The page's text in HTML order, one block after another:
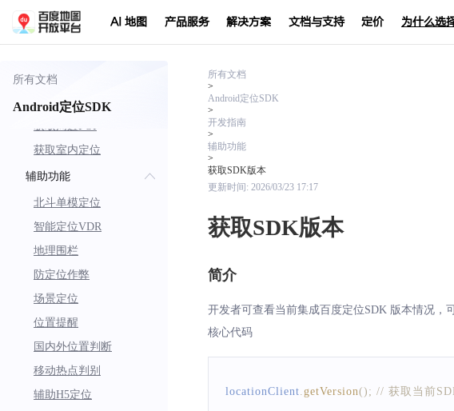
AI 地图 产品服务 解决方案 文档与支持 定价 为什么选
所有文档
Android定位SDK
获取位置信息
获取地址
获取位置描述
获取室内定位
辅助功能
北斗单模定位
智能定位VDR
地理围栏
防定位作弊
场景定位
位置提醒
国内外位置判断
移动热点判别
辅助H5定位
所有文档
>
Android定位SDK
>
开发指南
>
辅助功能
>
获取SDK版本
更新时间: 2026/03/23 17:17
获取SDK版本
简介
开发者可查看当前集成百度定位SDK 版本情况，
核心代码
locationClient getVersion() ; // 获取当前